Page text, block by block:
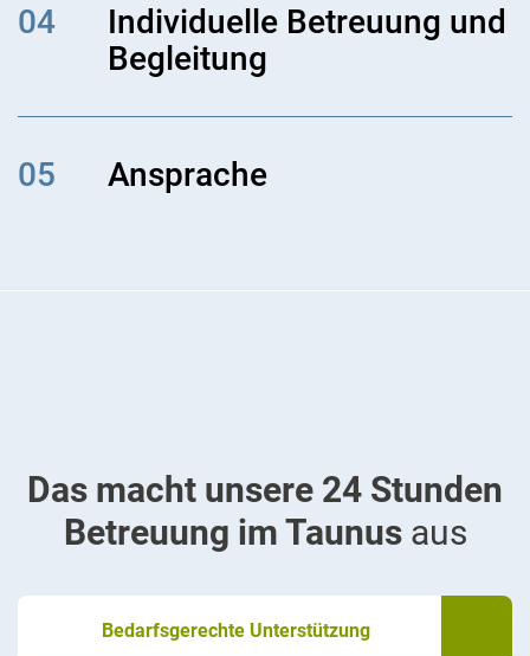
04
Individuelle Betreuung und
Begleitung
05 Ansprache
Das macht unsere 24 Stunden
Betreuung im Taunusaus
Bedarfsgerechte Unterstützung